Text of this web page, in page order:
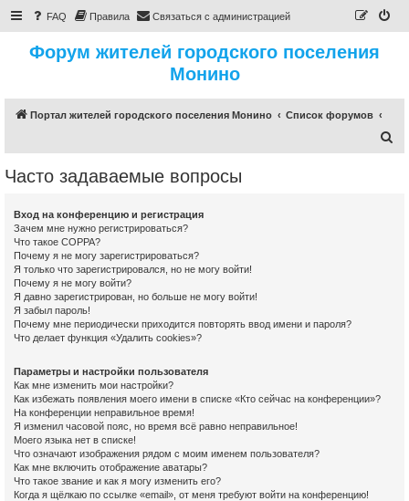
FAQ Правила Связаться с администрацией
Форум жителей городского поселения
Монино
Портал жителей городского поселения Монино
Список форумов
Часто задаваемые вопросы
Вход на конференцию и регистрация
Зачем мне нужно регистрироваться?
Что такое COPPA?
Почему я не могу зарегистрироваться?
Я только что зарегистрировался, но не могу войти!
Почему я не могу войти?
Я давно зарегистрирован, но больше не могу войти!
Я забыл пароль!
Почему мне периодически приходится повторять ввод имени и пароля?
Что делает функция «Удалить cookies»?
Параметры и настройки пользователя
Как мне изменить мои настройки?
Как избежать появления моего имени в списке «Кто сейчас на конференции»?
На конференции неправильное время!
Я изменил часовой пояс, но время всё равно неправильное!
Моего языка нет в списке!
Что означают изображения рядом с моим именем пользователя?
Как мне включить отображение аватары?
Что такое звание и как я могу изменить его?
Когда я щёлкаю по ссылке «email», от меня требуют войти на конференцию!